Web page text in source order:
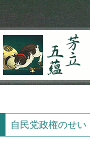
芳立五蘊
自民党政権のせい